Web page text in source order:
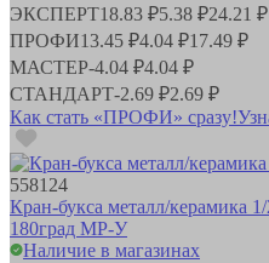
ЭКСПЕРТ18.83 ₽5.38 ₽24.21 ₽
ПРОФИ13.45 ₽4.04 ₽17.49 ₽
МАСТЕР-4.04 ₽4.04 ₽
СТАНДАРТ-2.69 ₽2.69 ₽
Как стать «ПРОФИ» сразу!
558124
Кран-букса металл/керамика
180град MP-У
Наличие в магазинах